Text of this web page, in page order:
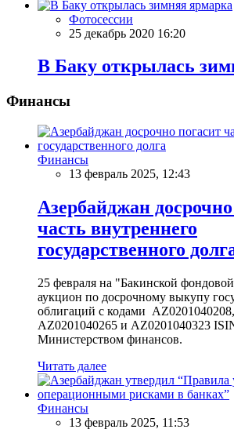
Фотосессии
25 декабрь 2020 16:20
В Баку открылась
Финансы
Финансы
13 февраль 2025, 12:43
Азербайджан
часть внутреннего
государственного
25 февраля на "Бакинской
аукцион по досрочному выкупу
облигаций с кодами
AZ0201040265 и AZ0201040323
Министерством финансов.
Читать далее
Финансы
13 февраль 2025, 11:53